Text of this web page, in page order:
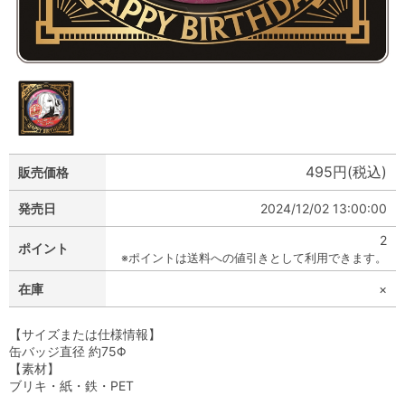
販売価格 495円(税込)
発売日 2024/12/02 13:00:00
ポイント
2
※ポイントは送料への値引きとして利用できます。
在庫 ×
【サイズまたは仕様情報】
缶バッジ直径 約75Φ
【素材】
ブリキ・紙・鉄・PET